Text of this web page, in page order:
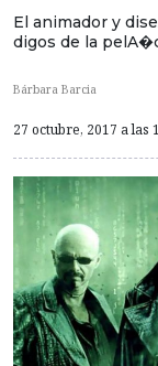
El animador y
digos de la
Bárbara Barcia
27 octubre, 2017 a las